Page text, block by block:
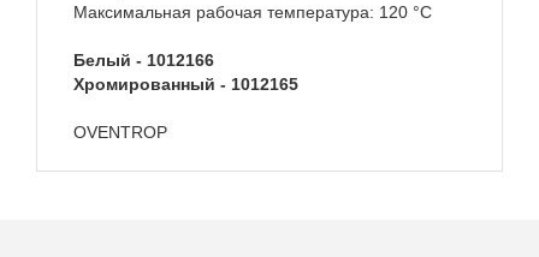
Максимальная рабочая температура: 120 °C
Белый - 1012166
Хромированный - 1012165
OVENTROP
Техническое описание